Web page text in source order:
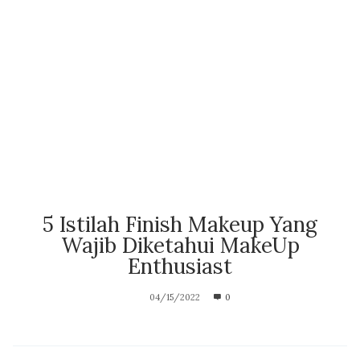
5 Istilah Finish Makeup Yang
Wajib Diketahui MakeUp
Enthusiast
04/15/2022 0